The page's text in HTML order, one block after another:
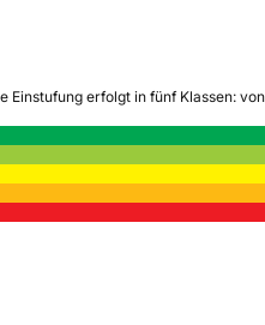
Einstufung erfolgt in fünf Klassen: